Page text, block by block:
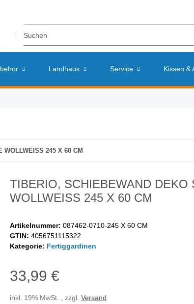
Landhaus Service Kissen &
WOLLWEISS 245 X 60 CM
TIBERIO, SCHIEBEWAND DEKO
WOLLWEISS 245 X 60 CM
Artikelnummer: 087462-0710-245 X 60 CM
GTIN: 4056751115322
Kategorie: Fertiggardinen
33,99 €
inkl. 19% MwSt. , zzgl. Versand